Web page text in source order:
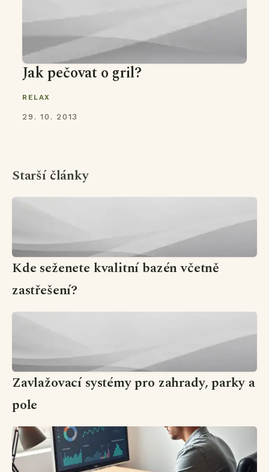
Jak pečovat o gril?
RELAX
29. 10. 2013
Starší články
Kde seženete kvalitní bazén včetně
zastřešení?
Zavlažovací systémy pro zahrady, parky a
pole